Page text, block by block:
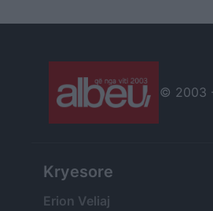
© 2003
Kryesore
Erion Veliaj